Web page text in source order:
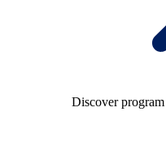
Discover program